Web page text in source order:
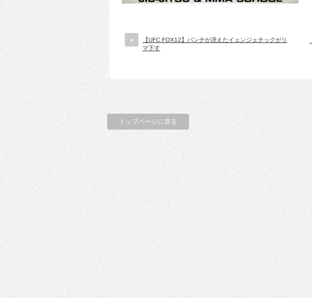
【UFC FOX12】パンチが冴えたイェンジェチックがリ
マ下す
トップページに戻る